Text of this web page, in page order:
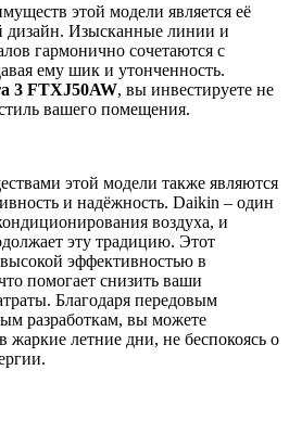
этой модели является её
дизайн. Изысканные линии и
гармонично сочетаются с
ему шик и утонченность.
3 FTXJ50AW, вы инвестируете не
вашего помещения.
этой модели также являются
и надёжность. Daikin – один
воздуха, и
эту традицию. Этот
эффективностью в
помогает снизить ваши
Благодаря передовым
разработкам, вы можете
жаркие летние дни, не беспокоясь о